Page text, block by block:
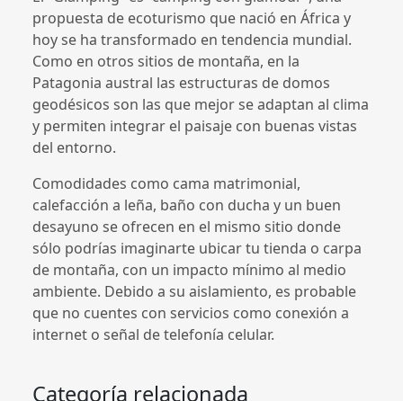
propuesta de ecoturismo que nació en África y
hoy se ha transformado en tendencia mundial.
Como en otros sitios de montaña, en la
Patagonia austral las estructuras de domos
geodésicos son las que mejor se adaptan al clima
y permiten integrar el paisaje con buenas vistas
del entorno.
Comodidades como cama matrimonial,
calefacción a leña, baño con ducha y un buen
desayuno se ofrecen en el mismo sitio donde
sólo podrías imaginarte ubicar tu tienda o carpa
de montaña, con un impacto mínimo al medio
ambiente. Debido a su aislamiento, es probable
que no cuentes con servicios como conexión a
internet o señal de telefonía celular.
Categoría relacionada